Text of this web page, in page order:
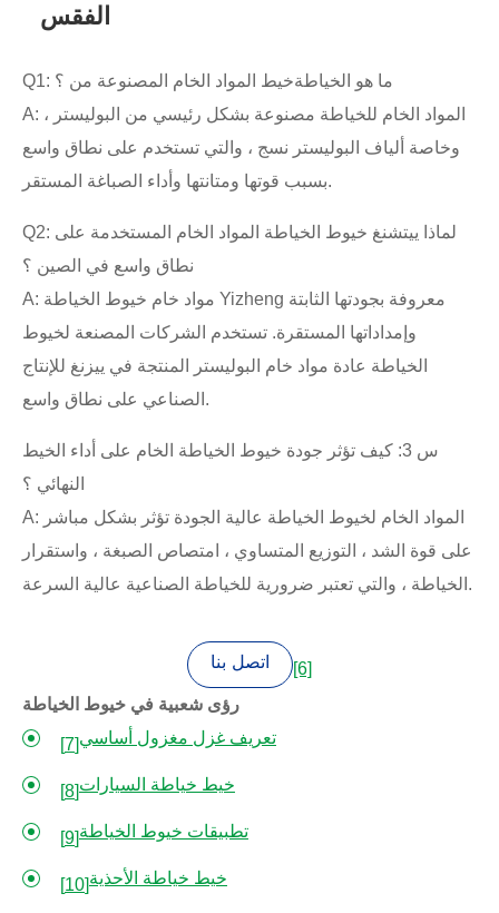
الفقس
Q1: ما هو الخياطةخيط المواد الخام المصنوعة من ؟
A: المواد الخام للخياطة مصنوعة بشكل رئيسي من البوليستر ،
وخاصة ألياف البوليستر نسج ، والتي تستخدم على نطاق واسع
بسبب قوتها ومتانتها وأداء الصباغة المستقر.
Q2: لماذا ييتشنغ خيوط الخياطة المواد الخام المستخدمة على
نطاق واسع في الصين ؟
A: مواد خام خيوط الخياطة Yizheng معروفة بجودتها الثابتة
وإمداداتها المستقرة. تستخدم الشركات المصنعة لخيوط
الخياطة عادة مواد خام البوليستر المنتجة في ييزنغ للإنتاج
الصناعي على نطاق واسع.
س 3: كيف تؤثر جودة خيوط الخياطة الخام على أداء الخيط
النهائي ؟
A: المواد الخام لخيوط الخياطة عالية الجودة تؤثر بشكل مباشر
على قوة الشد ، التوزيع المتساوي ، امتصاص الصبغة ، واستقرار
الخياطة ، والتي تعتبر ضرورية للخياطة الصناعية عالية السرعة.
اتصل بنا
[6]
رؤى شعبية في خيوط الخياطة
تعريف غزل مغزول أساسي[7]
خيط خياطة السيارات[8]
تطبيقات خيوط الخياطة[9]
خيط خياطة الأحذية[10]